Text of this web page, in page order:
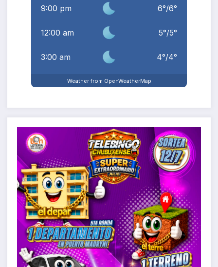
9:00 pm 6°/6°
12:00 am 5°/5°
3:00 am 4°/4°
Weather from OpenWeatherMap